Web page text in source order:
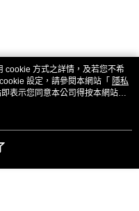
cookie 方式之詳情，及若您不希
設定，請參閱本網站「 隱私
表示您同意本公司得按本網站使